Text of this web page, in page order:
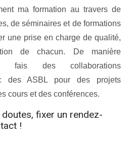
ma formation au travers de
de séminaires et de formations
une prise en charge de qualité,
de chacun. De manière
fais des collaborations
des ASBL pour des projets
cours et des conférences.
fixer un rendez-
!